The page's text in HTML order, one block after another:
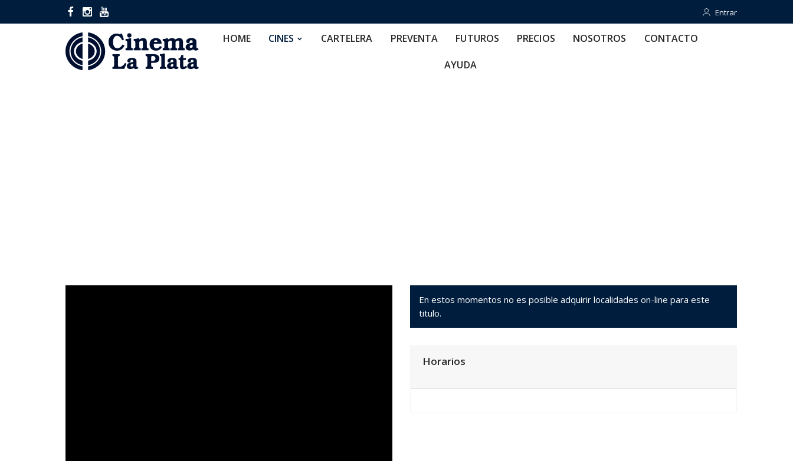
Entrar
Entrar
HOME CINES CARTELERA PREVENTA FUTUROS PRECIOS NOSOTROS CONTACTO
AYUDA
En estos momentos no es posible adquirir localidades on-line para este
titulo.
Horarios